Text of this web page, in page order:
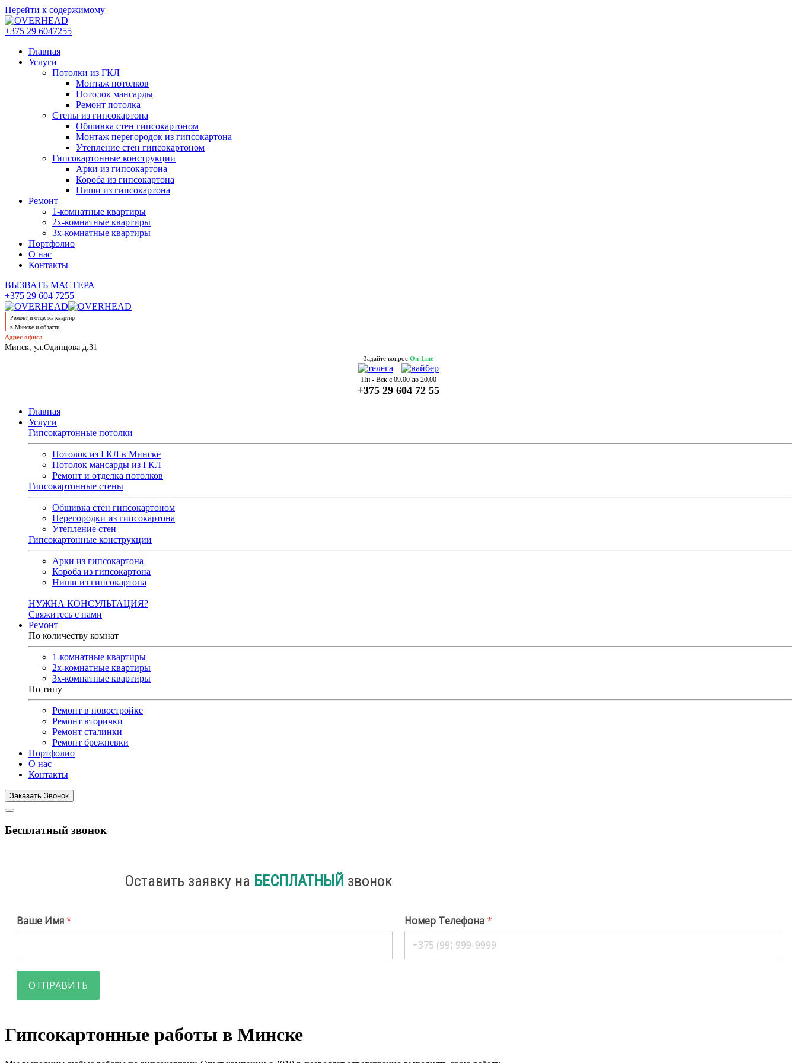
Перейти к содержимому
+375 29 6047255
Главная
Услуги
Потолки из ГКЛ
Монтаж потолков
Потолок мансарды
Ремонт потолка
Cтены из гипсокартона
Обшивка стен гипсокартоном
Монтаж перегородок из гипсокартона
Утепление стен гипсокартоном
Гипсокартонные конструкции
Арки из гипсокартона
Короба из гипсокартона
Ниши из гипсокартона
Ремонт
1-комнатные квартиры
2х-комнатные квартиры
3х-комнатные квартиры
Портфолио
О нас
Контакты
ВЫЗВАТЬ МАСТЕРА
+375 29 604 7255
Ремонт и отделка квартир
в Минске и области
Адрес офиса
Минск, ул.Одинцова д.31
Задайте вопрос On-Line
Пн - Вск с 09.00 до 20.00
+375 29 604 72 55
Главная
Услуги
Гипсокартонные потолки
Потолок из ГКЛ в Минске
Потолок мансарды из ГКЛ
Ремонт и отделка потолков
Гипсокартонные стены
Обшивка стен гипсокартоном
Перегородки из гипсокартона
Утепление стен
Гипсокартонные конструкции
Арки из гипсокартона
Короба из гипсокартона
Ниши из гипсокартона
НУЖНА КОНСУЛЬТАЦИЯ?
Свяжитесь с нами
Ремонт
По количеству комнат
1-комнатные квартиры
2х-комнатные квартиры
3х-комнатные квартиры
По типу
Ремонт в новостройке
Ремонт вторички
Ремонт сталинки
Ремонт брежневки
Портфолио
О нас
Контакты
Заказать Звонок
Бесплатный звонок
Оставить заявку на БЕСПЛАТНЫЙ звонок
Ваше Имя* Номер Телефона*
ОТПРАВИТЬ
Гипсокартонные работы в Минске